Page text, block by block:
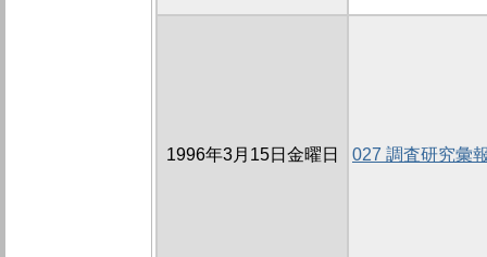
1996年3月15日金曜日 027 調査研究彙